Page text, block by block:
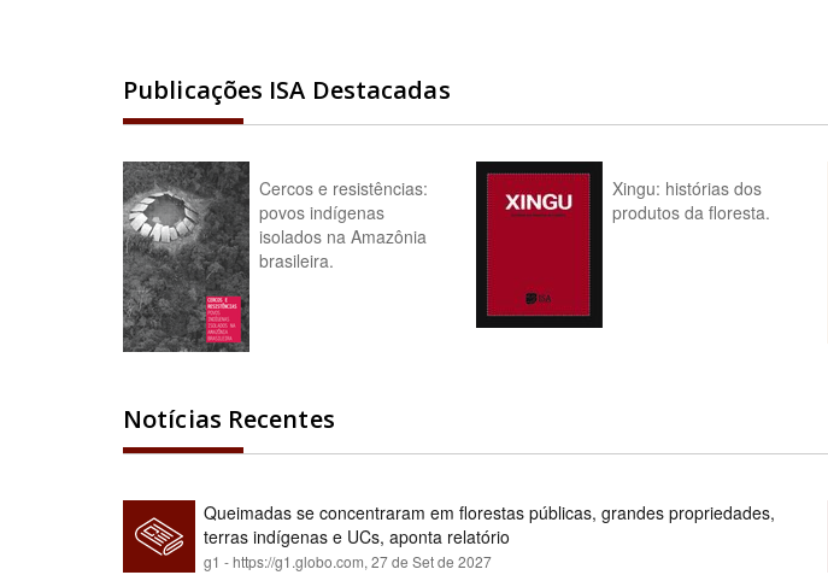
Publicações ISA Destacadas
Cercos e resistências:
povos indígenas
isolados na Amazônia
brasileira.
Xingu: histórias dos
produtos da floresta.
Notícias Recentes
Queimadas se concentraram em florestas públicas, grandes propriedades,
terras indígenas e UCs, aponta relatório
g1 - https://g1.globo.com, 27 de Set de 2027